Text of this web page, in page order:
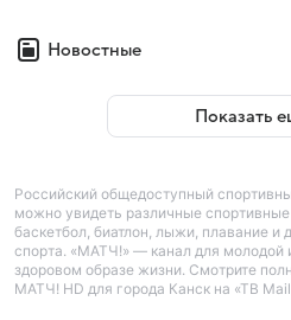
Новостные
Показать
Российский общедоступный
можно увидеть различные
баскетбол, биатлон, лыжи, плавание
спорта. «МАТЧ!» — канал для молодой
здоровом образе жизни. Смотрите
МАТЧ! HD для города Канск на «ТВ